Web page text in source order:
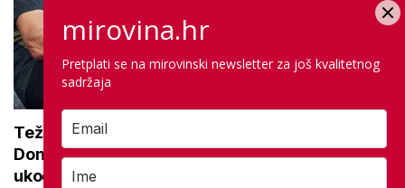
Teže se krećete zbog bolnih zglobova?
Donosimo savjete za lakši pokret i ublažavanje
ukočenosti
mirovina.hr
Pretplati se na mirovinski newsletter za još kvalitetnog
sadržaja